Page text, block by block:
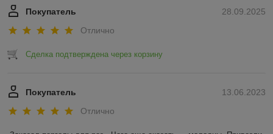
28.09.2025
Покупатель
Отлично
Сделка подтверждена через корзину
13.06.2023
Покупатель
Отлично